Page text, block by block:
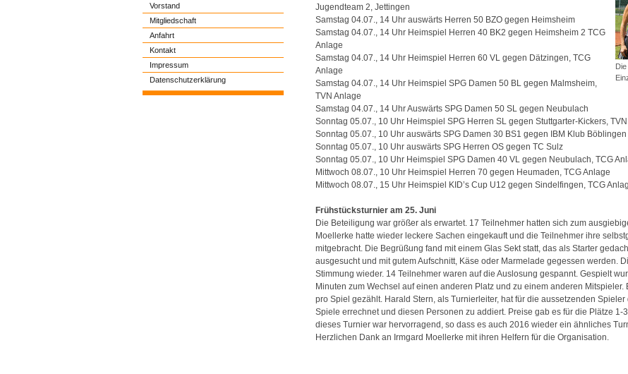
Vorstand
Mitgliedschaft
Anfahrt
Kontakt
Impressum
Datenschutzerklärung
Jugendteam 2, Jettingen
Samstag 04.07., 14 Uhr auswärts Herren 50 BZO gegen Heimsheim
Samstag 04.07., 14 Uhr Heimspiel Herren 40 BK2 gegen Heimsheim 2 TCG
Anlage
Samstag 04.07., 14 Uhr Heimspiel Herren 60 VL gegen Dätzingen, TCG
Anlage
Samstag 04.07., 14 Uhr Heimspiel SPG Damen 50 BL gegen Malmsheim,
TVN Anlage
Samstag 04.07., 14 Uhr Auswärts SPG Damen 50 SL gegen Neubulach
Sonntag 05.07., 10 Uhr Heimspiel SPG Herren SL gegen Stuttgarter-Kickers,
Sonntag 05.07., 10 Uhr auswärts SPG Damen 30 BS1 gegen IBM Klub Böblingen
Sonntag 05.07., 10 Uhr auswärts SPG Herren OS gegen TC Sulz
Sonntag 05.07., 10 Uhr Heimspiel SPG Damen 40 VL gegen Neubulach, TCG
Mittwoch 08.07., 10 Uhr Heimspiel Herren 70 gegen Heumaden, TCG Anlage
Mittwoch 08.07., 15 Uhr Heimspiel KID’s Cup U12 gegen Sindelfingen, TCG
Frühstücksturnier am 25. Juni
Die Beteiligung war größer als erwartet. 17 Teilnehmer hatten sich zum
Moellerke hatte wieder leckere Sachen eingekauft und die Teilnehmer ihre
mitgebracht. Die Begrüßung fand mit einem Glas Sekt statt, das als Starter
ausgesucht und mit gutem Aufschnitt, Käse oder Marmelade gegessen werden.
Stimmung wieder. 14 Teilnehmer waren auf die Auslosung gespannt. Gespielt
Minuten zum Wechsel auf einen anderen Platz und zu einem anderen
pro Spiel gezählt. Harald Stern, als Turnierleiter, hat für die aussetzenden
Spiele errechnet und diesen Personen zu addiert. Preise gab es für die Plätze
dieses Turnier war hervorragend, so dass es auch 2016 wieder ein ähnliches
Herzlichen Dank an Irmgard Moellerke mit ihren Helfern für die Organisation.